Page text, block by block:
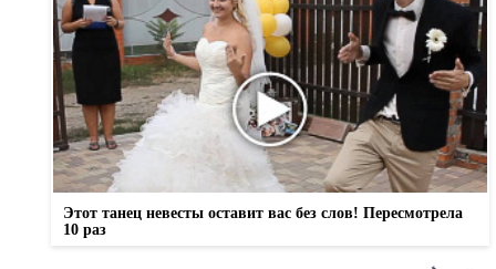
Этот танец невесты оставит вас без слов! Пересмотрела
10 раз